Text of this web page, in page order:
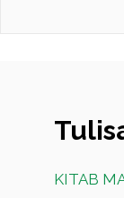
KITAB